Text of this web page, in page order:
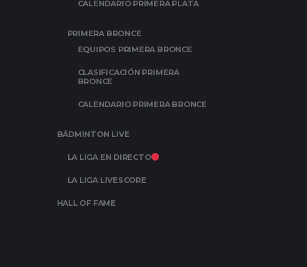
CALENDARIO PRIMERA PLATA
PRIMERA BRONCE
EQUIPOS PRIMERA BRONCE
CLASIFICACIÓN PRIMERA
BRONCE
CALENDARIO PRIMERA BRONCE
BÁDMINTON LIVE
LA LIGA EN DIRECTO
LA LIGA LIVESCORE
HALL OF FAME